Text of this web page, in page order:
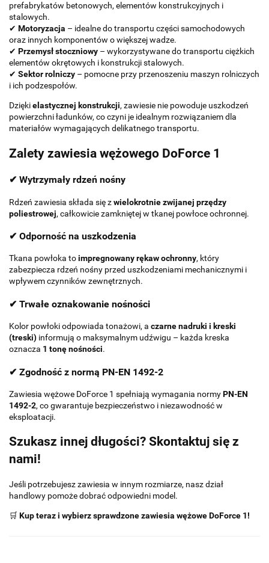
prefabrykatów betonowych, elementów konstrukcyjnych i
stalowych.
✔ Motoryzacja – idealne do transportu części samochodowych
oraz innych komponentów o większej wadze.
✔ Przemysł stoczniowy – wykorzystywane do transportu ciężkich
elementów okrętowych i konstrukcji stalowych.
✔ Sektor rolniczy – pomocne przy przenoszeniu maszyn rolniczych
i ich podzespołów.
Dziękielastycznej konstrukcji, zawiesie nie powoduje uszkodzeń
powierzchni ładunków, co czyni je idealnym rozwiązaniem dla
materiałów wymagających delikatnego transportu.
Zalety zawiesia wężowego DoForce 1
✔ Wytrzymały rdzeń nośny
Rdzeń zawiesia składa się zwielokrotnie zwijanej przędzy
poliestrowej, całkowicie zamkniętej w tkanej powłoce ochronnej.
✔ Odporność na uszkodzenia
Tkana powłoka toimpregnowany rękaw ochronny, który
zabezpiecza rdzeń nośny przed uszkodzeniami mechanicznymi i
wpływem czynników zewnętrznych.
✔ Trwałe oznakowanie nośności
Kolor powłoki odpowiada tonażowi, a czarne nadruki i kreski
(treski) informują o maksymalnym udźwigu – każda kreska
oznacza 1 tonę nośności.
✔ Zgodność z normą PN-EN 1492-2
Zawiesia wężowe DoForce 1 spełniają wymagania normyPN-EN
1492-2, co gwarantuje bezpieczeństwo i niezawodność w
eksploatacji.
Szukasz innej długości? Skontaktuj się z
nami!
Jeśli potrzebujesz zawiesia w innym rozmiarze, nasz dział
handlowy pomoże dobrać odpowiedni model.
🛒 Kup teraz i wybierz sprawdzone zawiesia wężowe DoForce 1!